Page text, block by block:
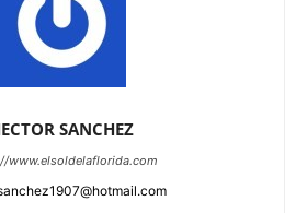
SANCHEZ
www.elsoldelaflorida.com